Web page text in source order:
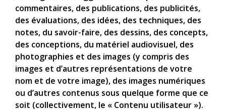
commentaires, des publications, des publicités,
des évaluations, des idées, des techniques, des
notes, du savoir-faire, des dessins, des concepts,
des conceptions, du matériel audiovisuel, des
photographies et des images (y compris des
images et d’autres représentations de votre
nom et de votre image), des images numériques
ou d’autres contenus sous quelque forme que ce
soit (collectivement, le « Contenu utilisateur »).